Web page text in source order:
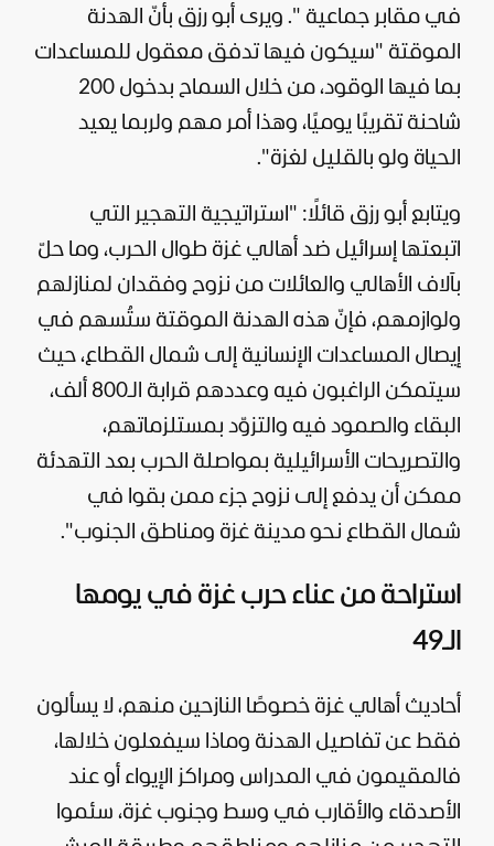
في مقابر جماعية ". ويرى أبو رزق بأنّ الهدنة
الموقتة "سيكون فيها تدفق معقول للمساعدات
بما فيها الوقود، من خلال السماح بدخول 200
شاحنة تقريبًا يوميًا، وهذا أمر مهم ولربما يعيد
الحياة ولو بالقليل لغزة".
ويتابع أبو رزق قائلًا: "استراتيجية التهجير التي
اتبعتها إسرائيل ضد أهالي غزة طوال الحرب، وما حلّ
بآلاف الأهالي والعائلات من نزوح وفقدان لمنازلهم
ولوازمهم، فإنّ هذه الهدنة الموقتة ستُسهم في
إيصال المساعدات الإنسانية إلى شمال القطاع، حيث
سيتمكن الراغبون فيه وعددهم قرابة الـ800 ألف،
البقاء والصمود فيه والتزوّد بمستلزماتهم،
والتصريحات الأسرائيلية بمواصلة الحرب بعد التهدئة
ممكن أن يدفع إلى نزوح جزء ممن بقوا في
شمال القطاع نحو مدينة غزة ومناطق الجنوب".
استراحة من عناء حرب غزة في يومها
الـ49
أحاديث أهالي غزة خصوصًا النازحين منهم، لا يسألون
فقط عن تفاصيل الهدنة وماذا سيفعلون خلالها،
فالمقيمون في المدراس ومراكز الإيواء أو عند
الأصدقاء والأقارب في وسط وجنوب غزة، سئموا